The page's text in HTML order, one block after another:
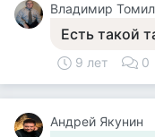
Владимир
Есть такой
9 лет 0
Андрей Якунин